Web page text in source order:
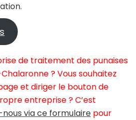
de traitement des punaises
? Vous souhaitez
et diriger le bouton de
entreprise ? C’est
via ce formulaire pour